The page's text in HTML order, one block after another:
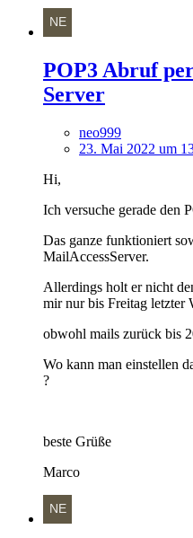
POP3 Abruf
Server
neo999
23. Mai 2022 um
Hi,
Ich versuche gerade den
Das ganze funktioniert
MailAccessServer.
Allerdings holt er nicht
mir nur bis Freitag letzter
obwohl mails zurück bis
Wo kann man einstellen
?
beste Grüße
Marco